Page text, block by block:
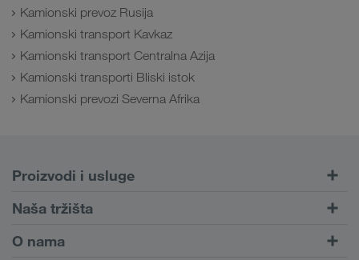
Kamionski prevoz Rusija
Kamionski transport Kavkaz
Kamionski transport Centralna Azija
Kamionski transporti Bliski istok
Kamionski prevozi Severna Afrika
Proizvodi i usluge
Drumski transport
Portal za klijente CONNECT
Naša tržišta
Evropa
O nama